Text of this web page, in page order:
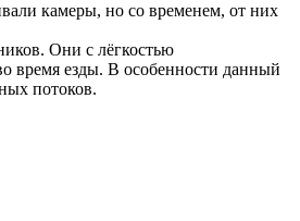
камеры, но со временем, от них
Они с лёгкостью
время езды. В особенности данный
потоков.